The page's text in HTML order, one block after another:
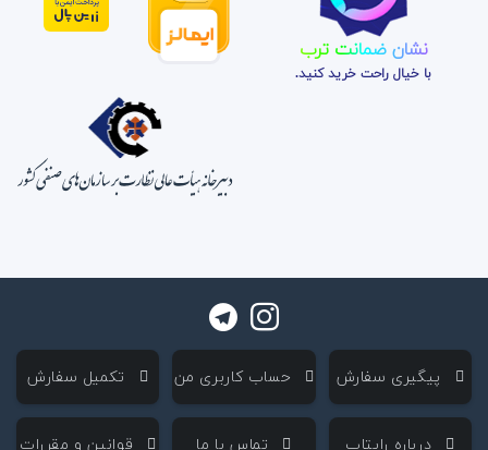
نشان ضمانت ترب
با خیال راحت خرید کنید.
‌ پیگیری سفارش ‌ حساب کاربری من ‌ تکمیل سفارش
‌ درباره رایتاپ ‌ تماس با ما ‌ قوانین و مقررات